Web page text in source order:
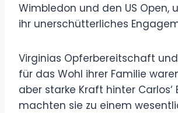
Wimbledon und den US Open,
ihr unerschütterliches
Virginias Opferbereitschaft und
für das Wohl ihrer Familie
aber starke Kraft hinter Carlos‘
machten sie zu einem